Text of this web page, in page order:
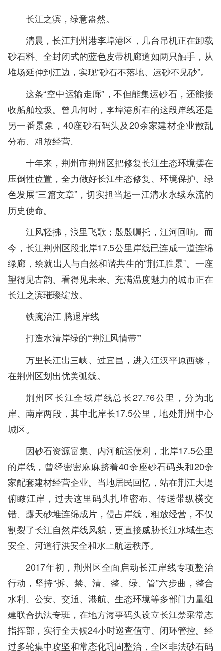
长江之滨，绿意盎然。
清晨，长江荆州港李埠港区，几台吊机正在卸载
砂石料。全封闭式的蓝色皮带机廊道如两只触手，从
堆场延伸到江边，实现“砂石不落地、运砂不见砂”。
这条“空中运输走廊”，不但能集运砂石，还能接
收船舶垃圾。曾几何时，李埠港所在的这段岸线还是
另一番景象，40座砂石码头及20余家建材企业散乱
分布、粗放经营。
十年来，荆州市荆州区把修复长江生态环境摆在
压倒性位置，全力做好长江生态修复、环境保护、绿
色发展“三篇文章”，切实担当起一江清水永续东流的
历史使命。
江风轻拂，浪里飞歌；殷殷嘱托，江河回响。而
今，长江荆州区段北岸17.5公里岸线已连成一道连绵
绿廊，绘就出人与自然和谐共生的“荆江胜景”。一座
望得见古韵、看得见未来、充满温度魅力的城市正在
长江之滨璀璨绽放。
铁腕治江 腾退岸线
打造水清岸绿的“荆江风情带”
万里长江出三峡、过宜昌，进入江汉平原西缘，
在荆州区划出优美弧线。
荆州区长江全域岸线总长27.76公里，分为北
岸、南岸两段，其中北岸长17.5公里，地处荆州中心
城区。
因砂石资源富集、内河航运便利，北岸17.5公里
的岸线，曾经密密麻麻挤着40余座砂石码头和20余
家配套建材经营企业。当地居民回忆，站在荆江大堤
俯瞰江岸，过去这里码头扎堆密布、传送带纵横交
错、露天砂堆连绵成片，侵占岸线，粗放经营，不仅
割裂了长江自然岸线风貌，更直接威胁长江水域生态
安全、河道行洪安全和水上航运秩序。
2017年初，荆州区全面启动长江岸线专项整治
行动，坚持“拆、禁、清、整、绿、管”六步曲，整合
水利、公安、交通、港航、生态环境等多部门力量组
建联合执法专班，在地方海事码头设立长江禁采常态
指挥部，实行全天候24小时巡查值守、闭环管控。经
过多轮集中攻坚和常态化巩固整治，全区非法砂石码